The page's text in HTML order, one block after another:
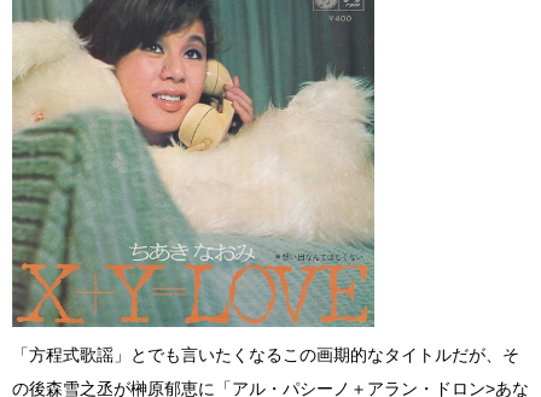
「方程式歌謡」とでも言いたくなるこの画期的なタイトルだが、そ
の後森雪之丞が榊原郁恵に「アル・パシーノ＋アラン・ドロン>あな